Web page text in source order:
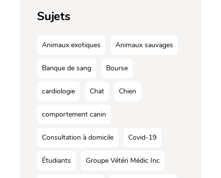
Sujets
Animaux exotiques Animaux sauvages
Banque de sang Bourse
cardiologie Chat Chien
comportement canin
Consultation à domicile Covid-19
Étudiants Groupe Vétéri Médic Inc